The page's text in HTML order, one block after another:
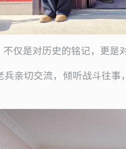
仅是对历史的铭记，更是
兵亲切交流，倾听战斗往